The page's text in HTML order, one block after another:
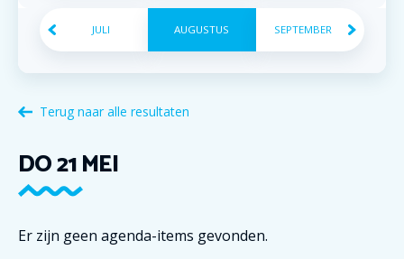
JULI AUGUSTUS SEPTEMBER
Terug naar alle resultaten
DO21MEI
Er zijn geen agenda-items gevonden.